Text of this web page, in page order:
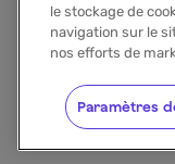
le stockage de
navigation sur le
nos efforts de
Paramètres